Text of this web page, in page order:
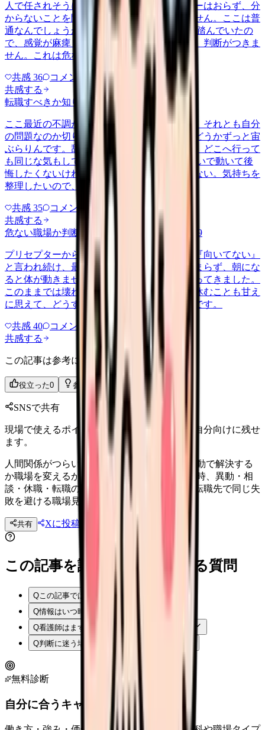
人で任されそうになっています。プリセプターはおらず、分
からないことを聞ける相手も日によっていません。ここは普
通なんでしょうか。 前の職場はもっと段階を踏んでいたの
で、感覚が麻痺しているのか自分が甘いのか、判断がつきま
せん。これは危ない環境なのか…
共感 36 コメント2
共感する
転職すべきか知りたい
other 2026/6/26
ここ最近の不調が、職場の環境のせいなのか、それとも自分
の問題なのか切り分けられず、転職すべきかどうかずっと宙
ぶらりんです。辞めれば楽になる気もするし、どこへ行って
も同じな気もして、決め手がありません。 勢いで動いて後
悔したくないけれど、このまま留まる根拠もない。気持ちを
整理したいので、判断材料の集…
共感 35 コメント
共感する
危ない職場か判断してほしい
harassment 2026/6/9
プリセプターから毎日のように『辞めれば』『向いてない』
と言われ続け、最近は職場が近づくと涙が止まらず、朝にな
ると体が動きません。食事も喉を通らなくなってきました。
このままでは壊れてしまう気がします。でも休むことも甘え
に思えて、どうすればいいのか分からないんです。
共感 40 コメント
共感する
この記事は参考になりましたか？
役立った0 参考になった
SNSで共有
現場で使えるポイントを、同僚やあとで読む自分向けに残せ
ます。
人間関係がつらい看護師の転職判断 2026｜異動で解決する
か職場を変えるか 看護師の人間関係がつらい時、異動・相
談・休職・転職のどれを選ぶべきかを整理。転職先で同じ失
敗を避ける職場見学と面接質問も解説。
共有 Xに投稿 投稿文コピー
この記事を読む前後によくある質問
Qこの記事では何を確認できますか？
Q情報はいつ時点のものですか？
Q看護師はまず何から確認すればよいですか？
Q判断に迷う場合はどうすればよいですか？
無料診断
自分に合うキャリアタイプは？